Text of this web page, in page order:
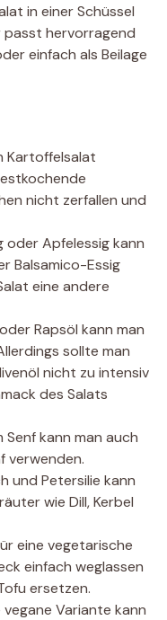
in einer Schüssel
passt hervorragend
einfach als Beilage
Kartoffelsalat
nicht zerfallen und
oder Apfelessig kann
Balsamico-Essig
eine andere
Rapsöl kann man
sollte man
nicht zu intensiv
des Salats
kann man auch
verwenden.
und Petersilie kann
wie Dill, Kerbel
eine vegetarische
einfach weglassen
ersetzen.
vegane Variante kann